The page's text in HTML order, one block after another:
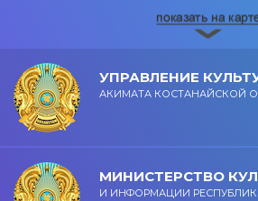
УПРАВЛЕНИЕ
АКИМАТА КОСТАНАЙСКОЙ
МИНИСТЕРСТВО
И ИНФОРМАЦИИ